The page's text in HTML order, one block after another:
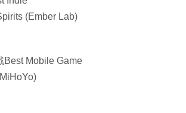
(Ember Lab)
Best Mobile Game